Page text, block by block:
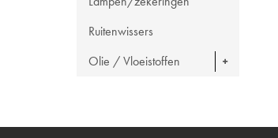
Ruitenwissers
Olie / Vloeistoffen